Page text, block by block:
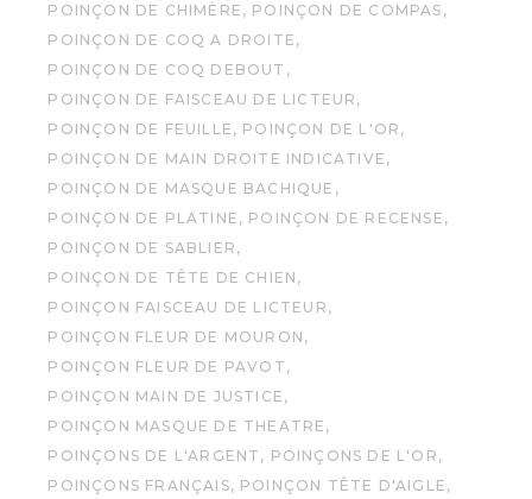
POINÇON DE CHIMÈRE
POINÇON DE COMPAS
POINÇON DE COQ A DROITE
POINÇON DE COQ DEBOUT
POINÇON DE FAISCEAU DE LICTEUR
POINÇON DE FEUILLE
POINÇON DE L'OR
POINÇON DE MAIN DROITE INDICATIVE
POINÇON DE MASQUE BACHIQUE
POINÇON DE PLATINE
POINÇON DE RECENSE
POINÇON DE SABLIER
POINÇON DE TÊTE DE CHIEN
POINÇON FAISCEAU DE LICTEUR
POINÇON FLEUR DE MOURON
POINÇON FLEUR DE PAVOT
POINÇON MAIN DE JUSTICE
POINÇON MASQUE DE THEATRE
POINÇONS DE L'ARGENT
POINÇONS DE L'OR
POINÇONS FRANÇAIS
POINÇON TÊTE D'AIGLE